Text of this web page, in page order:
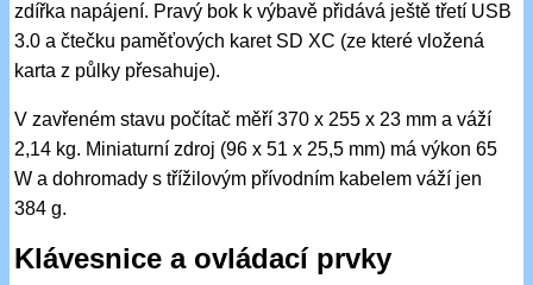
zdířka napájení. Pravý bok k výbavě přidává ještě třetí USB
3.0 a čtečku paměťových karet SD XC (ze které vložená
karta z půlky přesahuje).
V zavřeném stavu počítač měří 370 x 255 x 23 mm a váží
2,14 kg. Miniaturní zdroj (96 x 51 x 25,5 mm) má výkon 65
W a dohromady s třížilovým přívodním kabelem váží jen
384 g.
Klávesnice a ovládací prvky